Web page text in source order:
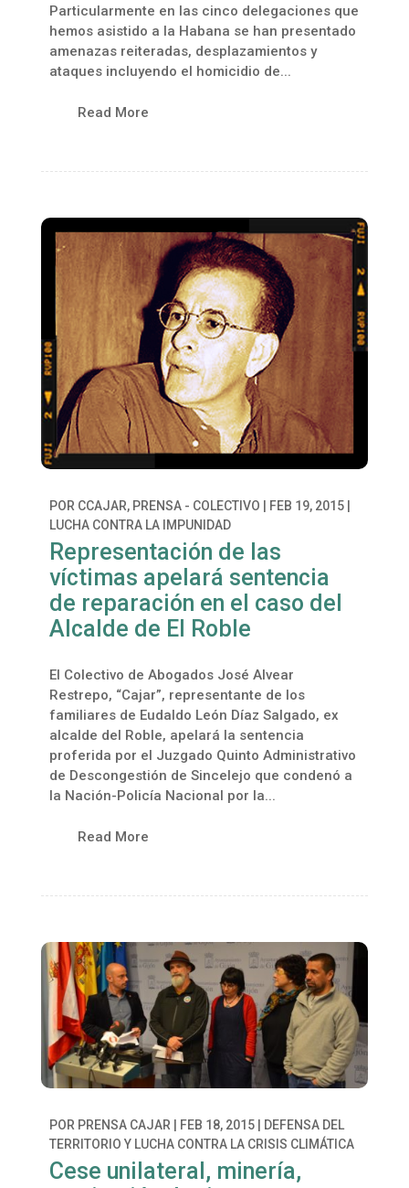
Particularmente en las cinco delegaciones que
hemos asistido a la Habana se han presentado
amenazas reiteradas, desplazamientos y
ataques incluyendo el homicidio de...
Read More
POR CCAJAR, PRENSA - COLECTIVO FEB 19, 2015|
LUCHA CONTRA LA IMPUNIDAD
Representación de las
víctimas apelará sentencia
de reparación en el caso del
Alcalde de El Roble
El Colectivo de Abogados José Alvear
Restrepo, “Cajar”, representante de los
familiares de Eudaldo León Díaz Salgado, ex
alcalde del Roble, apelará la sentencia
proferida por el Juzgado Quinto Administrativo
de Descongestión de Sincelejo que condenó a
la Nación-Policía Nacional por la...
Read More
POR PRENSA CAJAR FEB 18, 2015|
DEFENSA DEL
TERRITORIO Y LUCHA CONTRA LA CRISIS CLIMÁTICA
Cese unilateral, minería,